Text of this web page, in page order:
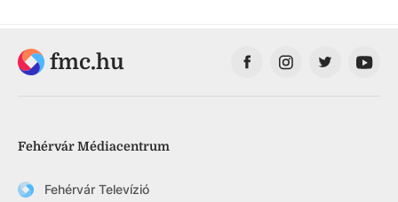
fmc.hu
Fehérvár Médiacentrum
Fehérvár Televízió